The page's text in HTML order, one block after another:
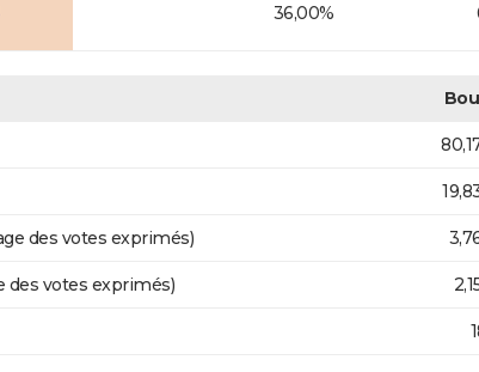
36,00%
des votes exprimés)
des votes exprimés)